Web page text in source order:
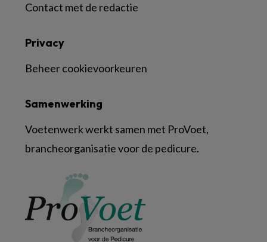
Contact met de redactie
Samenwerking
Voetenwerk werkt samen met ProVoet,
brancheorganisatie voor de pedicure.
Privacy
Beheer cookievoorkeuren